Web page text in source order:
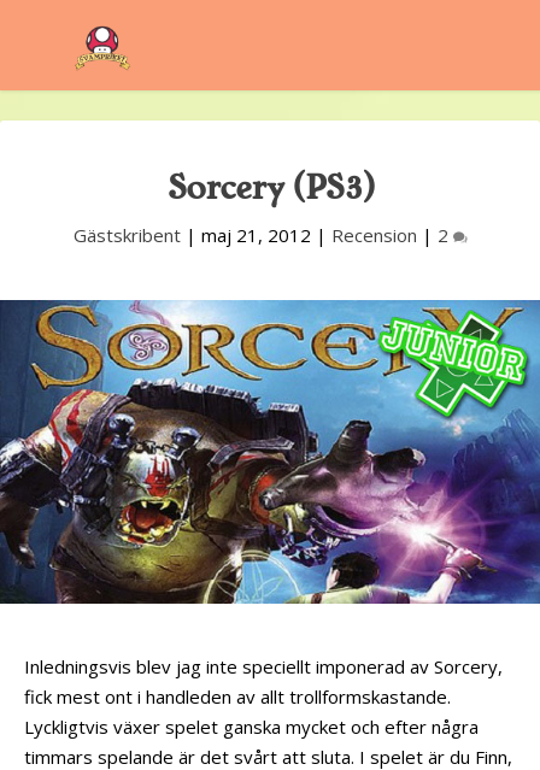
Sorcery (PS3)
Gästskribent| maj 21, 2012 | Recension | 2
Inledningsvis blev jag inte speciellt imponerad av Sorcery,
fick mest ont i handleden av allt trollformskastande.
Lyckligtvis växer spelet ganska mycket och efter några
timmars spelande är det svårt att sluta. I spelet är du Finn,